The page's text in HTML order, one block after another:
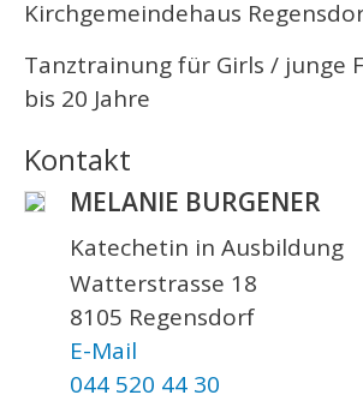
Kirchgemeindehaus
Tanztrainung für Girls / junge
bis 20 Jahre
Kontakt
MELANIE BURGENER
Katechetin in Ausbildung
Watterstrasse 18
8105 Regensdorf
E-Mail
044 520 44 30